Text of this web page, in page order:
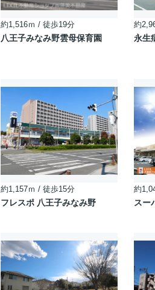
約1,516ｍ / 徒歩19分
八王子みなみ野雲母保育園
約
永生
約1,157ｍ / 徒歩15分
フレスポ 八王子みなみ野
約
スー